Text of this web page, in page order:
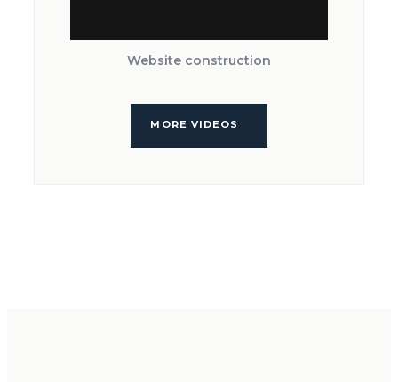
Website construction
MORE VIDEOS